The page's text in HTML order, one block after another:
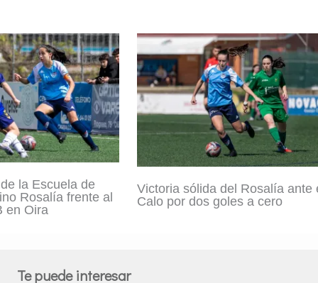
la Escuela de
Rosalía frente al
en Oira
Victoria sólida del Rosalía ante
Calo por dos goles a cero
Te puede interesar